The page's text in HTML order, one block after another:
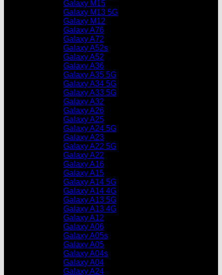
Galaxy M15
Galaxy M13 5G
Galaxy M12
Galaxy A76
Galaxy A72
Galaxy A52s
Galaxy A52
Galaxy A36
Galaxy A35 5G
Galaxy A34 5G
Galaxy A33 5G
Galaxy A32
Galaxy A26
Galaxy A25
Galaxy A24 5G
Galaxy A23
Galaxy A22 5G
Galaxy A22
Galaxy A16
Galaxy A15
Galaxy A14 5G
Galaxy A14 4G
Galaxy A13 5G
Galaxy A13 4G
Galaxy A12
Galaxy A06
Galaxy A05s
Galaxy A05
Galaxy A04s
Galaxy A04
Galaxy A24